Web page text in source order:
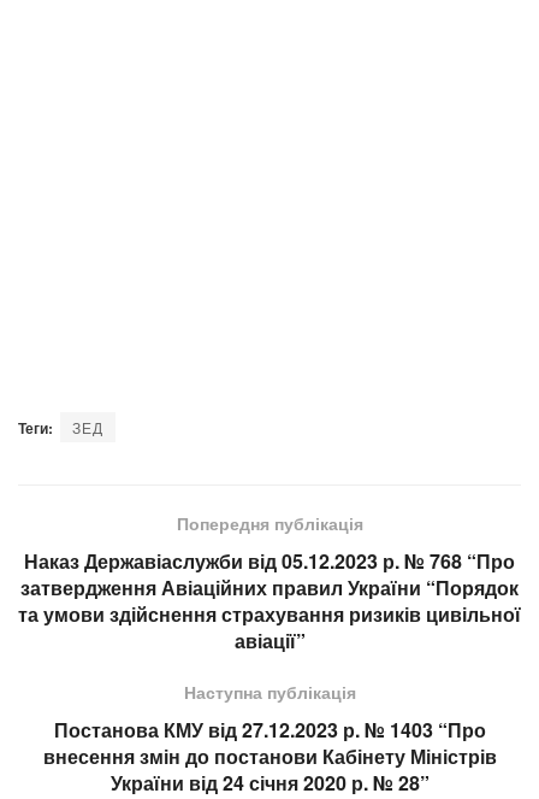
Теги: ЗЕД
Попередня публікація
Наказ Державіаслужби від 05.12.2023 р. № 768 “Про
затвердження Авіаційних правил України “Порядок
та умови здійснення страхування ризиків цивільної
авіації”
Наступна публікація
Постанова КМУ від 27.12.2023 р. № 1403 “Про
внесення змін до постанови Кабінету Міністрів
України від 24 січня 2020 р. № 28”